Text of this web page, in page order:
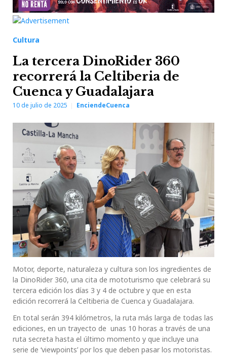
Cultura
La tercera DinoRider 360
recorrerá la Celtiberia de
Cuenca y Guadalajara
10 de julio de 2025 EnciendeCuenca
Motor, deporte, naturaleza y cultura son los ingredientes de
la DinoRider 360, una cita de mototurismo que celebrará su
tercera edición los días 3 y 4 de octubre y que en esta
edición recorrerá la Celtiberia de Cuenca y Guadalajara.
En total serán 394 kilómetros, la ruta más larga de todas las
ediciones, en un trayecto de unas 10 horas a través de una
ruta secreta hasta el último momento y que incluye una
serie de ‘viewpoints’ por los que deben pasar los motoristas.